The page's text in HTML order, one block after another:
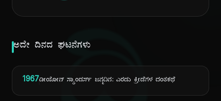
ಅದೇ ದಿನದ ಘಟನೆಗಳು
1967ಡೀಯೋನ್ ಸ್ಯಾಂಡರ್ಸ್ ಜನ್ಮದಿನ: ಎರಡು ಕ್ರೀಡೆಗಳ ದಂತಕಥೆ